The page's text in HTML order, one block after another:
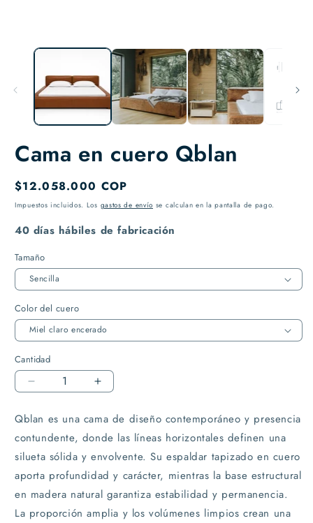
ventana
Cama en cuero Qblan
Precio
habitual
$12.058.000 COP
Impuestos incluidos. Los gastos de envío se calculan en la pantalla de pago.
40 días hábiles de fabricación
Tamaño
Color del cuero
Cantidad
Reducir
para
Cama
en
cuero
Qblan
Aumentar
para
Cama
en
cuero
Qblan
Qblan es una cama de diseño contemporáneo y presencia
contundente, donde las líneas horizontales definen una
silueta sólida y envolvente. Su espaldar tapizado en cuero
aporta profundidad y carácter, mientras la base estructural
en madera natural garantiza estabilidad y permanencia.
La proporción amplia y los volúmenes limpios crean una